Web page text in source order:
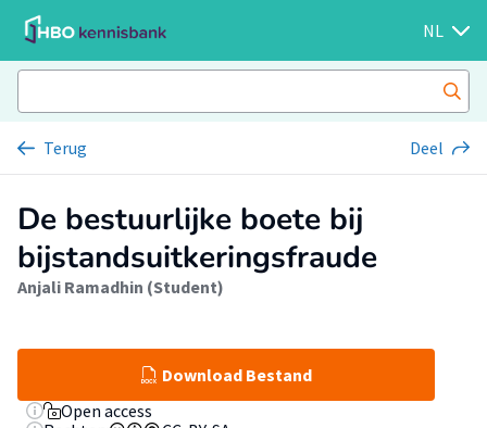
NL
Terug Deel
De bestuurlijke boete bij
bijstandsuitkeringsfraude
Anjali Ramadhin (Student)
Download Bestand
Open access